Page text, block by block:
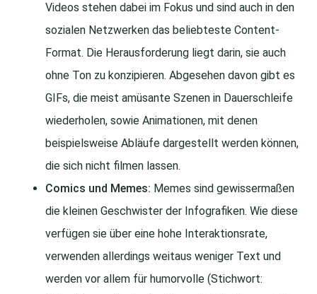
Videos stehen dabei im Fokus und sind auch in den
sozialen Netzwerken das beliebteste Content-
Format. Die Herausforderung liegt darin, sie auch
ohne Ton zu konzipieren. Abgesehen davon gibt es
GIFs, die meist amüsante Szenen in Dauerschleife
wiederholen, sowie Animationen, mit denen
beispielsweise Abläufe dargestellt werden können,
die sich nicht filmen lassen.
Comics und Memes: Memes sind gewissermaßen
die kleinen Geschwister der Infografiken. Wie diese
verfügen sie über eine hohe Interaktionsrate,
verwenden allerdings weitaus weniger Text und
werden vor allem für humorvolle (Stichwort: